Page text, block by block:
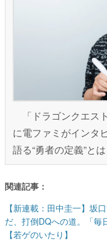
「ドラゴンクエス
に電ファミがインタ
語る“勇者の定義”とは
関連記事：
【新連載：田中圭一】坂
だ、打倒DQへの道。「毎
【若ゲのいたり】